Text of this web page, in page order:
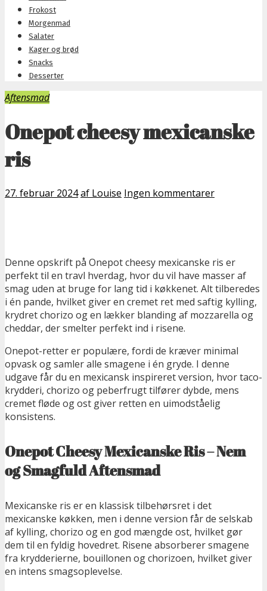
Frokost
Morgenmad
Salater
Kager og brød
Snacks
Desserter
Aftensmad
Onepot cheesy mexicanske
ris
27. februar 2024af Louise Ingen kommentarer
Denne opskrift på Onepot cheesy mexicanske ris er
perfekt til en travl hverdag, hvor du vil have masser af
smag uden at bruge for lang tid i køkkenet. Alt tilberedes
i én pande, hvilket giver en cremet ret med saftig kylling,
krydret chorizo og en lækker blanding af mozzarella og
cheddar, der smelter perfekt ind i risene.
Onepot-retter er populære, fordi de kræver minimal
opvask og samler alle smagene i én gryde. I denne
udgave får du en mexicansk inspireret version, hvor taco-
krydderi, chorizo og peberfrugt tilfører dybde, mens
cremet fløde og ost giver retten en uimodståelig
konsistens.
Onepot Cheesy Mexicanske Ris – Nem
og Smagfuld Aftensmad
Mexicanske ris er en klassisk tilbehørsret i det
mexicanske køkken, men i denne version får de selskab
af kylling, chorizo og en god mængde ost, hvilket gør
dem til en fyldig hovedret. Risene absorberer smagene
fra krydderierne, bouillonen og chorizoen, hvilket giver
en intens smagsoplevelse.